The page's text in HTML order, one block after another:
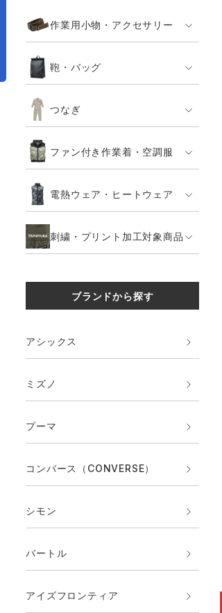
作業用小物・アクセサリー
鞄・バッグ
つなぎ
ファン付き作業着・空調服
電熱ウェア・ヒートウェア
刺繍・プリント加工対象商品
ブランドから探す
アシックス
ミズノ
プーマ
コンバース（CONVERSE）
シモン
バートル
アイズフロンティア